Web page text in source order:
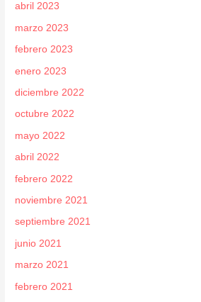
abril 2023
marzo 2023
febrero 2023
enero 2023
diciembre 2022
octubre 2022
mayo 2022
abril 2022
febrero 2022
noviembre 2021
septiembre 2021
junio 2021
marzo 2021
febrero 2021